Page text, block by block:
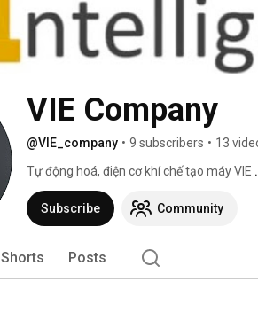
VIE Company
@VIE_company • 9 subscribers • 13
Tự động hoá, điện cơ khí chế tạo máy VIE
Subscribe Community
Shorts Posts